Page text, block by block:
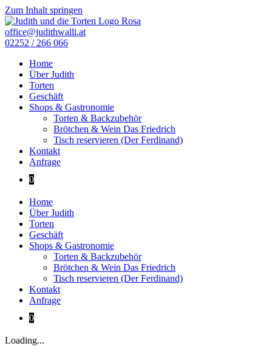
Zum Inhalt springen
office@judithwalli.at
02252 / 266 066
Home
Über Judith
Torten
Geschäft
Shops & Gastronomie
Torten & Backzubehör
Brötchen & Wein Das Friedrich
Tisch reservieren (Der Ferdinand)
Kontakt
Anfrage
0
Home
Über Judith
Torten
Geschäft
Shops & Gastronomie
Torten & Backzubehör
Brötchen & Wein Das Friedrich
Tisch reservieren (Der Ferdinand)
Kontakt
Anfrage
0
Loading...